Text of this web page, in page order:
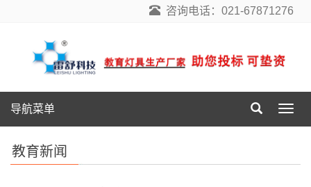
咨询电话：021-67871276
导
航
导航菜单
教育新闻